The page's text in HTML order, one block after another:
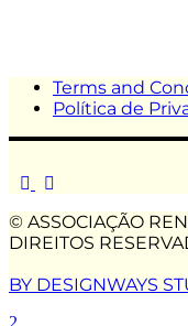
Terms and
Política de
© ASSOCIAÇÃO
DIREITOS
BY DESIGNWAYS